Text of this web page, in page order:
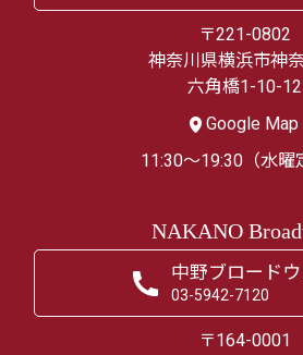
〒221-0802
神奈川県横浜市神
六角橋1-10-12
Google Map
11:30～19:30（水曜
NAKANO
中野ブロード
03-5942-7120
〒164-0001